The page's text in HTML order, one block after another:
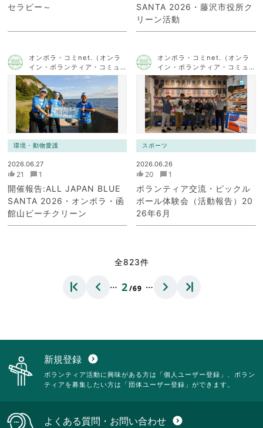
セラピー～
SANTA 2026・藤沢市役所ク
リーン活動
オンボラ・コミnet.（オンラ
イン・ボランティア・コミュ
ニケーション・ネットワー
ク）
環境・動物愛護
2026.06.27
21 1
開催報告:ALL JAPAN BLUE
SANTA 2026・オンボラ・函
館山ビーチクリーン
オンボラ・コミnet.（オンラ
イン・ボランティア・コミュ
ニケーション・ネットワー
ク）
スポーツ
2026.06.26
20 1
ボランティア交流・ピックル
ボール体験会（活動報告）20
26年6月
全823件
… 2/69 …
新規登録 expand_circle_down
ボランティア活動に興味がある方は「個人ユーザー登録」、ボラン
ティアを募集したい方は「団体ユーザー登録」ができます。
よくある質問・お問い合わせ expand_circle_down